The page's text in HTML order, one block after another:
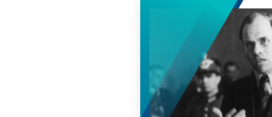
Beziehungen zu
Ostblockstaaten